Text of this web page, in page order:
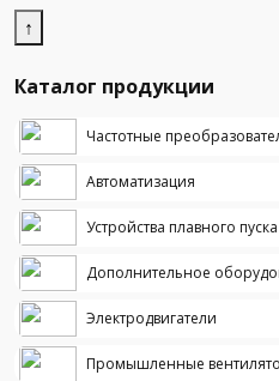
↑
Каталог продукции
Частотные
Автоматизация
Устройства плавного пуска
Дополнительное
Электродвигатели
Промышленные